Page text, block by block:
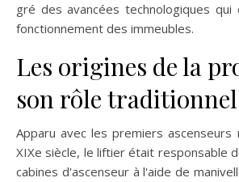
gré des avancées technologiques qui
fonctionnement des immeubles.
Les origines de la
son rôle traditionnel
Apparu avec les premiers ascenseurs
XIXe siècle, le liftier était responsable
cabines d'ascenseur à l'aide de